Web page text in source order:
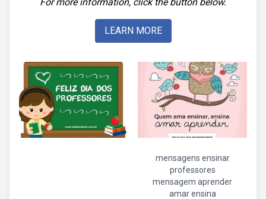
LEARN MORE
mensagens ensinar
professores
mensagem aprender
amar ensina